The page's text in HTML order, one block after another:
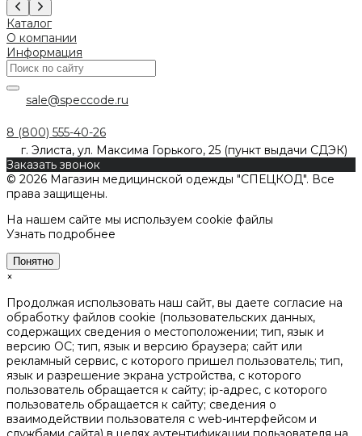
Каталог
О компании
Информация
sale@speccode.ru
8 (800) 555-40-26
г. Элиста, ул. Максима Горького, 25 (пункт выдачи СДЭК)
Заказать звонок
© 2026 Магазин медицинской одежды "СПЕЦКОД". Все
права защищены.
На нашем сайте мы используем cookie файлы
Узнать подробнее
Понятно
×
Продолжая использовать наш сайт, вы даете согласие на
обработку файлов cookie (пользовательских данных,
содержащих сведения о местоположении; тип, язык и
версию ОС; тип, язык и версию браузера; сайт или
рекламный сервис, с которого пришел пользователь; тип,
язык и разрешение экрана устройства, с которого
пользователь обращается к сайту; ip-адрес, с которого
пользователь обращается к сайту; сведения о
взаимодействии пользователя с web-интерфейсом и